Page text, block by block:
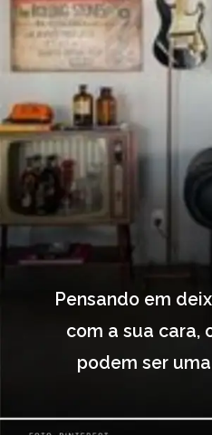
Pensando em
com a sua cara,
podem ser